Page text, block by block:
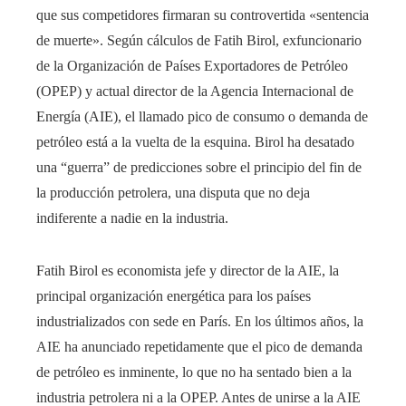
que sus competidores firmaran su controvertida «sentencia
de muerte». Según cálculos de Fatih Birol, exfuncionario
de la Organización de Países Exportadores de Petróleo
(OPEP) y actual director de la Agencia Internacional de
Energía (AIE), el llamado pico de consumo o demanda de
petróleo está a la vuelta de la esquina. Birol ha desatado
una “guerra” de predicciones sobre el principio del fin de
la producción petrolera, una disputa que no deja
indiferente a nadie en la industria.
Fatih Birol es economista jefe y director de la AIE, la
principal organización energética para los países
industrializados con sede en París. En los últimos años, la
AIE ha anunciado repetidamente que el pico de demanda
de petróleo es inminente, lo que no ha sentado bien a la
industria petrolera ni a la OPEP. Antes de unirse a la AIE